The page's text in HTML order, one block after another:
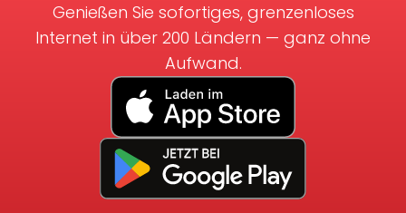
Genießen Sie sofortiges, grenzenloses
Internet in über 200 Ländern — ganz ohne
Aufwand.